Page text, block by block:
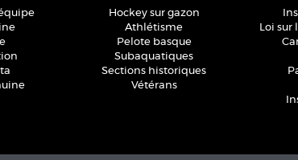
Hockey sur gazon
Athlétisme
Pelote basque
Subaquatiques
Sections historiques
Vétérans
Loi sur